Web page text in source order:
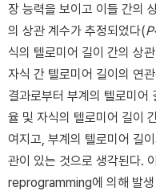
장 능력을 보이고 이들 간의
의 상관 계수가 추정되었다(P
식의 텔로미어 길이 간의 상
자식 간 텔로미어 길이의 연
결과로부터 부계의 텔로미어
율 및 자식의 텔로미어 길이
여지고, 부계의 텔로미어 길
관이 있는 것으로 생각된다.
reprogramming에 의해 발생